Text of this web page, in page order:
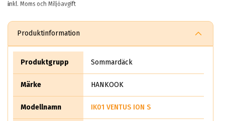
inkl. Moms och Miljöavgift
Produktinformation
Produktgrupp Sommardäck
Märke HANKOOK
Modellnamn IK01 VENTUS ION S